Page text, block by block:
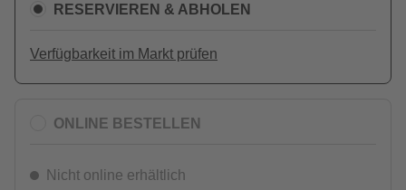
RESERVIEREN & ABHOLEN
Verfügbarkeit im Markt prüfen
ONLINE BESTELLEN
Nicht online erhältlich